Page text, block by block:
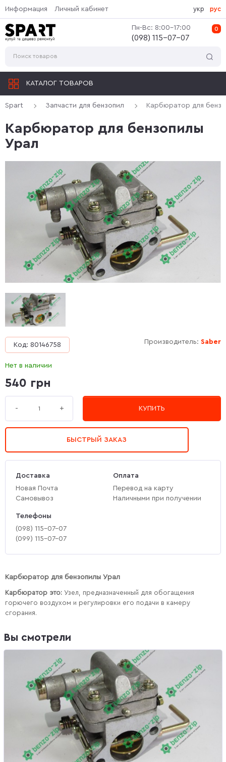
Информация Личный кабинет
0
Пн-Вс: 8:00-17:00
(‎098) 115-07-07
укр рус
КАТАЛОГ ТОВАРОВ
Spart Запчасти для бензопил Карбюратор для
Карбюратор для бензопилы
Урал
Производитель: Saber
Код: 80146758
Нет в наличии
540 грн
- + КУПИТЬ
БЫСТРЫЙ ЗАКАЗ
Доставка
Новая Почта
Самовывоз
Оплата
Перевод на карту
Наличными при получении
Телефоны
(‎098) 115-07-07
(‎099) 115-07-07
Карбюратор для бензопилы Урал
Карбюратор это: Узел, предназначенный для обогащения
горючего воздухом и регулировки его подачи в камеру
сгорания.
Вы смотрели